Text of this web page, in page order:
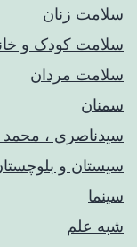
سلامت زنان
سلامت کودک‌ و
سلامت مردان
سمنان
سیدناصری ،
سیستان و
سینما
شبه علم